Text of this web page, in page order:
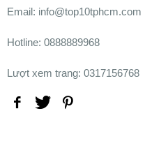
Email: info@top10tphcm.com
Hotline: 0888889968
Lượt xem trang: 0317156768